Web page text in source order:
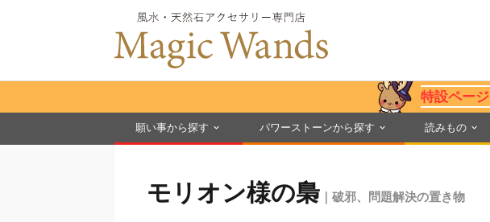
特設ページ
願い事から探す パワーストーンから探す 読みもの
モリオン様の梟 ｜破邪、問題解決の置き物